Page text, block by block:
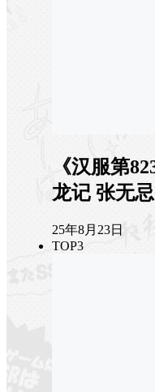
《汉服第
龙记 张无忌
25年8月23日
TOP3